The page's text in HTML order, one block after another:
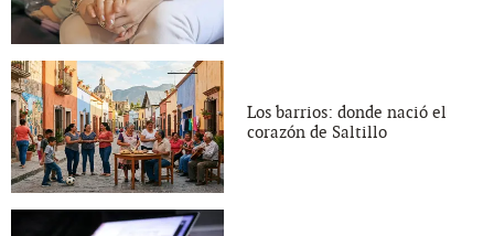
Los barrios: donde nació el
corazón de Saltillo